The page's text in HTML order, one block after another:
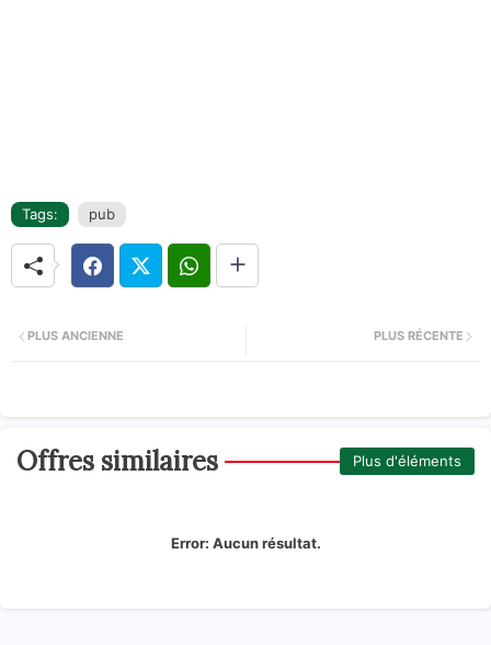
Tags: pub
PLUS RÉCENTE
PLUS ANCIENNE
Offres similaires Plus d'éléments
Error: Aucun résultat.